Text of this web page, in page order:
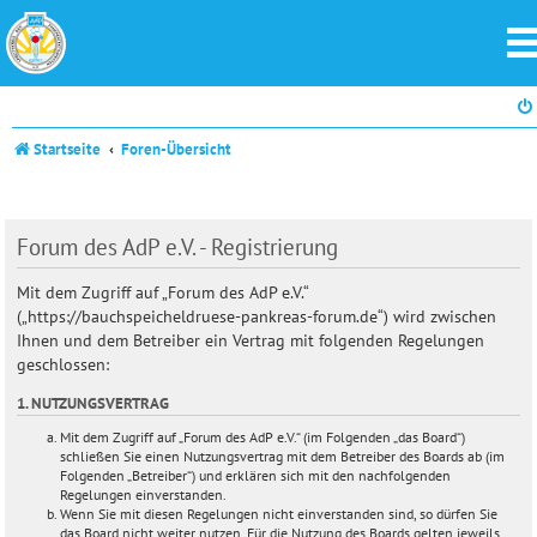
Startseite Foren-Übersicht
Forum des AdP e.V. - Registrierung
Mit dem Zugriff auf „Forum des AdP e.V.“
(„https://bauchspeicheldruese-pankreas-forum.de“) wird zwischen
Ihnen und dem Betreiber ein Vertrag mit folgenden Regelungen
geschlossen:
1. NUTZUNGSVERTRAG
Mit dem Zugriff auf „Forum des AdP e.V.“ (im Folgenden „das Board“)
schließen Sie einen Nutzungsvertrag mit dem Betreiber des Boards ab (im
Folgenden „Betreiber“) und erklären sich mit den nachfolgenden
Regelungen einverstanden.
Wenn Sie mit diesen Regelungen nicht einverstanden sind, so dürfen Sie
das Board nicht weiter nutzen. Für die Nutzung des Boards gelten jeweils